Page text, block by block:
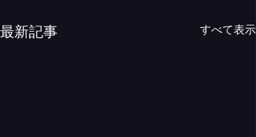
最新記事 すべて表示